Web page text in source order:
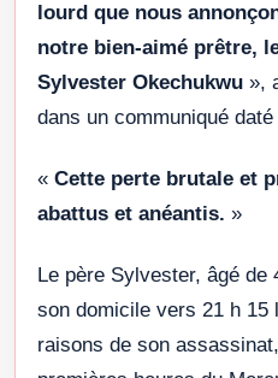
lourd que nous
notre bien-aimé prêtre,
Sylvester Okechukwu »,
dans un communiqué
« Cette perte brutale et
abattus et anéantis. »
Le père Sylvester, âgé de
son domicile vers 21 h 15
raisons de son